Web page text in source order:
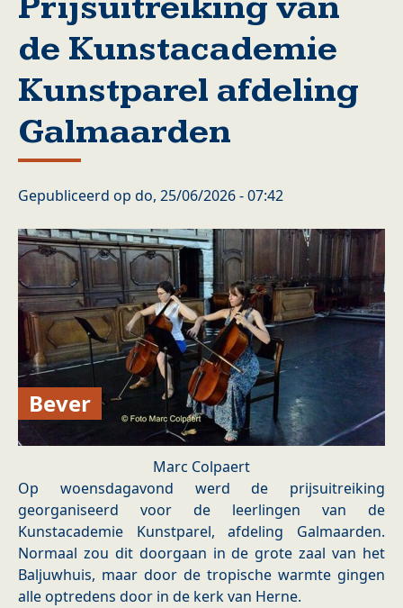
de Kunstacademie
Kunstparel afdeling
Galmaarden
Gepubliceerd op do, 25/06/2026 - 07:42
Bever
Marc Colpaert
Op woensdagavond werd de prijsuitreiking
georganiseerd voor de leerlingen van de
Kunstacademie Kunstparel, afdeling Galmaarden.
Normaal zou dit doorgaan in de grote zaal van het
Baljuwhuis, maar door de tropische warmte gingen
alle optredens door in de kerk van Herne.